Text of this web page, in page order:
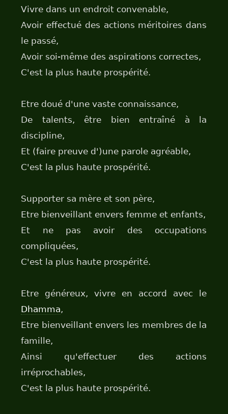
Vivre dans un endroit convenable,
Avoir effectué des actions méritoires dans
le passé,
Avoir soi-même des aspirations correctes,
C'est la plus haute prospérité.
Etre doué d'une vaste connaissance,
De talents, être bien entraîné à la
discipline,
Et (faire preuve d')une parole agréable,
C'est la plus haute prospérité.
Supporter sa mère et son père,
Etre bienveillant envers femme et enfants,
Et ne pas avoir des occupations
compliquées,
C'est la plus haute prospérité.
Etre généreux, vivre en accord avec le
Dhamma,
Etre bienveillant envers les membres de la
famille,
Ainsi qu'effectuer des actions
irréprochables,
C'est la plus haute prospérité.